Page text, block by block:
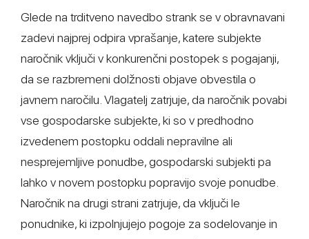
Glede na trditveno navedbo strank se v obravnavani
zadevi najprej odpira vprašanje, katere subjekte
naročnik vključi v konkurenčni postopek s pogajanji,
da se razbremeni dolžnosti objave obvestila o
javnem naročilu. Vlagatelj zatrjuje, da naročnik povabi
vse gospodarske subjekte, ki so v predhodno
izvedenem postopku oddali nepravilne ali
nesprejemljive ponudbe, gospodarski subjekti pa
lahko v novem postopku popravijo svoje ponudbe.
Naročnik na drugi strani zatrjuje, da vključi le
ponudnike, ki izpolnjujejo pogoje za sodelovanje in